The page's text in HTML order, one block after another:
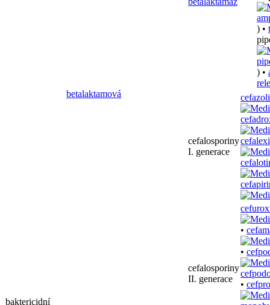
baktericidní
betalaktamová
) •
) •
cefalosporiny
I. generace
cefalosporiny
II. generace
•
•
•